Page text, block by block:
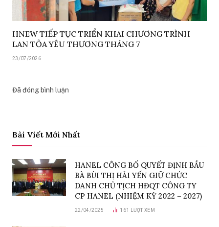
HNEW TIẾP TỤC TRIỂN KHAI CHƯƠNG TRÌNH
LAN TỎA YÊU THƯƠNG THÁNG 7
23/07/2026
Đã đóng bình luận
Bài Viết Mới Nhất
HANEL CÔNG BỐ QUYẾT ĐỊNH BẦU
BÀ BÙI THỊ HẢI YẾN GIỮ CHỨC
DANH CHỦ TỊCH HĐQT CÔNG TY
CP HANEL (NHIỆM KỲ 2022 – 2027)
22/04/2025 161 LƯỢT XEM